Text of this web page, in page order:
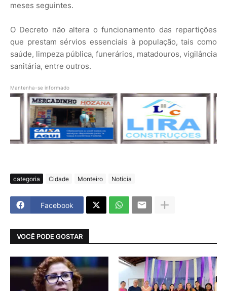
meses seguintes.
O Decreto não altera o funcionamento das repartições
que prestam sérvios essenciais à população, tais como
saúde, limpeza pública, funerários, matadouros, vigilância
sanitária, entre outros.
Mantenha-se informado
categoria Cidade Monteiro Notícia
Facebook
VOCÊ PODE GOSTAR